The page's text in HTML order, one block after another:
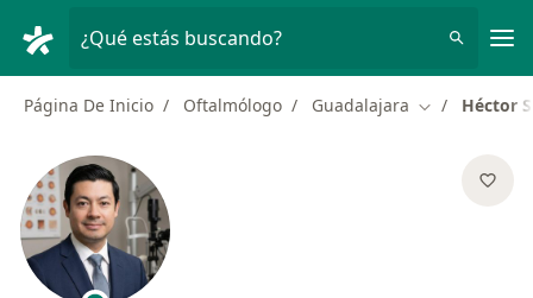
¿Qué estás buscando?
Página De Inicio Oftalmólogo Guadalajara Cambiar de
Héctor